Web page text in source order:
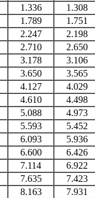
1.336
1.308
1.789
1.751
2.247
2.198
2.710
2.650
3.178
3.106
3.650
3.565
4.127
4.029
4.610
4.498
5.088
4.973
5.593
5.452
6.093
5.936
6.600
6.426
7.114
6.922
7.635
7.423
8.163
7.931